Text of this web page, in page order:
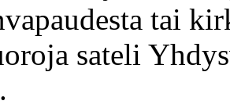
tai
sateli